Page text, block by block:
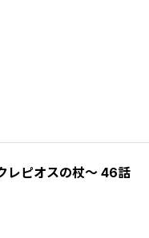
レピオスの杖～ 46話